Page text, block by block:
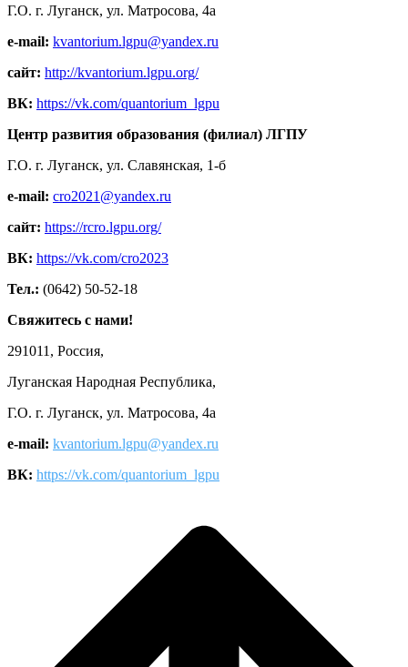
Г.О. г. Луганск, ул. Матросова, 4а
e-mail: kvantorium.lgpu@yandex.ru
сайт: http://kvantorium.lgpu.org/
ВК: https://vk.com/quantorium_lgpu
Центр развития образования (филиал) ЛГПУ
Г.О. г. Луганск, ул. Славянская, 1-б
e-mail: cro2021@yandex.ru
сайт: https://rcro.lgpu.org/
ВК: https://vk.com/cro2023
Тел.: (0642) 50-52-18
Свяжитесь с нами!
291011, Россия,
Луганская Народная Республика,
Г.О. г. Луганск, ул. Матросова, 4а
e-mail: kvantorium.lgpu@yandex.ru
ВК: https://vk.com/quantorium_lgpu